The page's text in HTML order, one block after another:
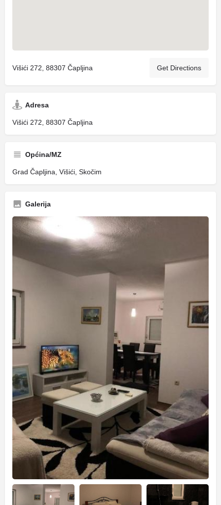
Višići 272, 88307 Čapljina Get Directions
Adresa
Višići 272, 88307 Čapljina
Općina/MZ
Grad Čapljina, Višići, Skočim
Galerija